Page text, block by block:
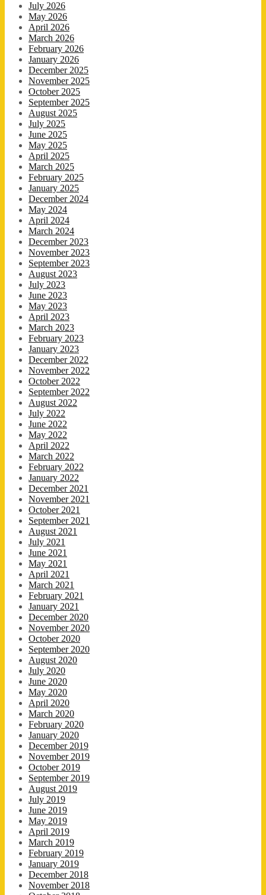
July 2026
May 2026
April 2026
March 2026
February 2026
January 2026
December 2025
November 2025
October 2025
September 2025
August 2025
July 2025
June 2025
May 2025
April 2025
March 2025
February 2025
January 2025
December 2024
May 2024
April 2024
March 2024
December 2023
November 2023
September 2023
August 2023
July 2023
June 2023
May 2023
April 2023
March 2023
February 2023
January 2023
December 2022
November 2022
October 2022
September 2022
August 2022
July 2022
June 2022
May 2022
April 2022
March 2022
February 2022
January 2022
December 2021
November 2021
October 2021
September 2021
August 2021
July 2021
June 2021
May 2021
April 2021
March 2021
February 2021
January 2021
December 2020
November 2020
October 2020
September 2020
August 2020
July 2020
June 2020
May 2020
April 2020
March 2020
February 2020
January 2020
December 2019
November 2019
October 2019
September 2019
August 2019
July 2019
June 2019
May 2019
April 2019
March 2019
February 2019
January 2019
December 2018
November 2018